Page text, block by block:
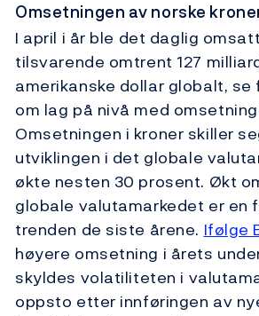
Omsetningen av norske
I april i år ble det daglig
tilsvarende omtrent 127
amerikanske dollar globalt, se
om lag på nivå med
Omsetningen i kroner skiller
utviklingen i det globale
økte nesten 30 prosent. Økt
globale valutamarkedet er
trenden de siste årene.Ifølge
høyere omsetning i årets
skyldes volatiliteten i
oppsto etter innføringen av